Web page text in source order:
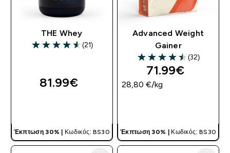
THE Whey
4.57 out of 5 stars
(21)
81.99€‎
Έκπτωση 30% | Κωδικός: BS30
Advanced Weight
Gainer
4.5 out of 5 stars
(32)
71.99€‎
28,80 €‎/kg
Έκπτωση 30% | Κωδικός: BS30